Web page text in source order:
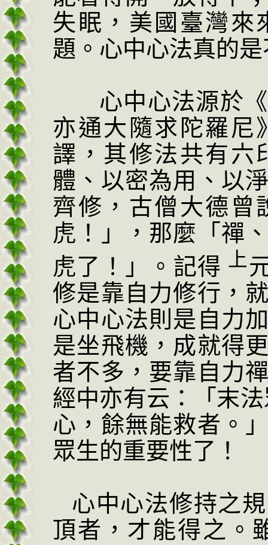
失眠，美國臺灣來
題。心中心法真的
心中心法源於
亦通大隨求陀羅尼
譯，其修法共有六
體、以密為用、以
齊修，古僧大德曾
虎！」，那麼「禪
虎了！」。記得
上
修是靠自力修行，
心中心法則是自力
是坐飛機，成就得
者不多，要靠自力
經中亦有云：「末
心，餘無能救者。
眾生的重要性了！
心中心法修持之
頂者，才能得之。